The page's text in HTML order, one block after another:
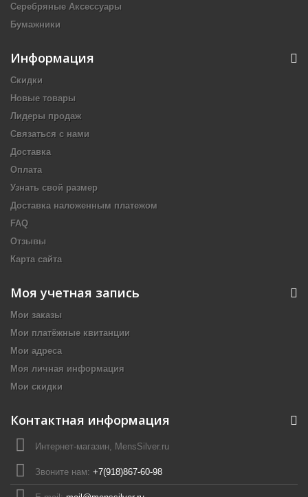
Серебряные Аксессуары
Бумажники
Информация
Скидки
Новые товары
Лидеры продаж
Связаться с нами
Доставка
Оплата
Узнать свой размер
Доставка наложенным платежом
FAQ
Отзывы
Карта сайта
Моя учетная запись
Мои заказы
Мои платёжные квитанции
Мои адреса
Моя личная информация
Мои скидки
Контактная информация
Интернет-магазин, MensSilver.ru
Звоните нам: +7(918)867-60-98